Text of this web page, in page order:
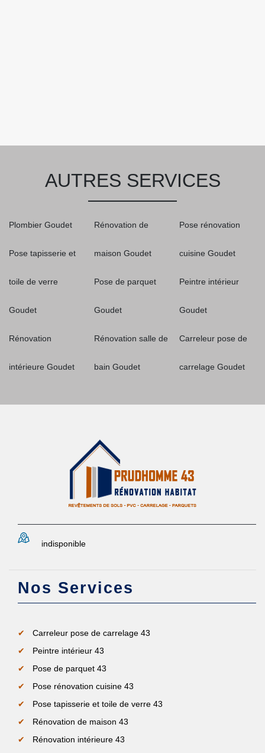
AUTRES SERVICES
Plombier Goudet
Pose tapisserie et
toile de verre
Goudet
Rénovation
intérieure Goudet
Rénovation de
maison Goudet
Pose de parquet
Goudet
Rénovation salle de
bain Goudet
Pose rénovation
cuisine Goudet
Peintre intérieur
Goudet
Carreleur pose de
carrelage Goudet
indisponible
Nos Services
Carreleur pose de carrelage 43
Peintre intérieur 43
Pose de parquet 43
Pose rénovation cuisine 43
Pose tapisserie et toile de verre 43
Rénovation de maison 43
Rénovation intérieure 43